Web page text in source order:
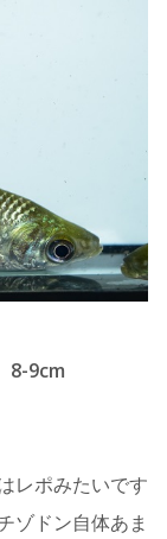
8-9cm
レポみたいです
ゾドン自体あま